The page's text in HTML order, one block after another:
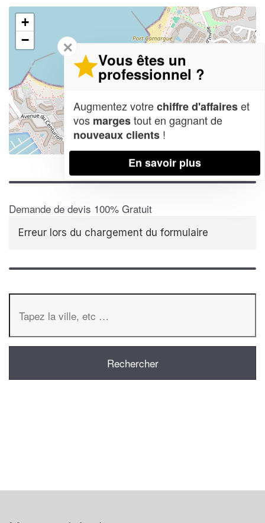
+
−
Leaflet| Map data ©OpenStreetMap contributors,CC-BY-SA
Demande de devis 100% Gratuit
Erreur lors du chargement du formulaire
✕
Vous êtes un
professionnel ?
Augmentez votrechiffre d'affaireset
vos margestout en gagnant de
nouveaux clients !
En savoir plus